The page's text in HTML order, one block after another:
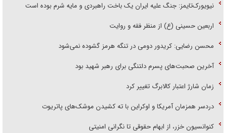
نیویورک‌تایمز: جنگ علیه ایران یک باخت راهبردی و مایه شرم بوده است
اربعین حسینی (ع) از منظر فقه و روایت
محسن رضایی: کریدور دومی در تنگه هرمز گشوده نمی‌شود
آخرین صحبت‌های پسرم دلتنگی برای رهبر شهید بود
زمان شارژ اعتبار کالابرگ تغییر کرد
دردسر همزمان آمریکا و اوکراین با ته کشیدن موشک‌های پاتریوت
کنوانسیون خزر، از ابهام حقوقی تا نگرانی امنیتی